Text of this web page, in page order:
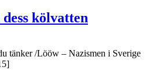
kölvatten
tänker /Lööw – Nazismen i Sverige